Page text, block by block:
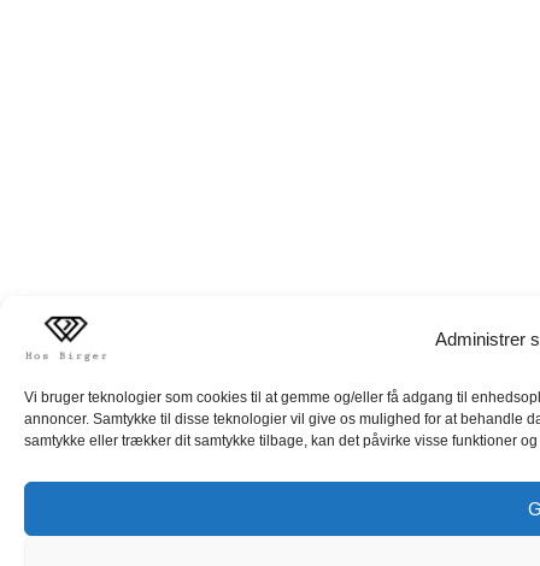
Administrer
Vi bruger teknologier som cookies til at gemme og/eller få adgang til
annoncer. Samtykke til disse teknologier vil give os mulighed for at behandle
samtykke eller trækker dit samtykke tilbage, kan det påvirke visse funktioner